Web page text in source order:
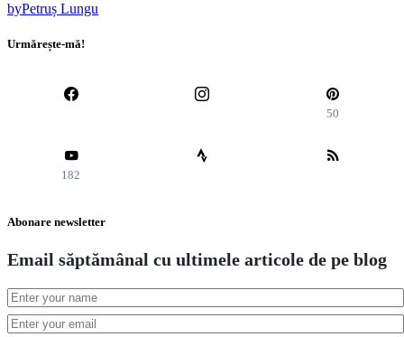
byPetruș Lungu
Urmărește-mă!
50
182
Abonare newsletter
Email săptămânal cu ultimele articole de pe blog